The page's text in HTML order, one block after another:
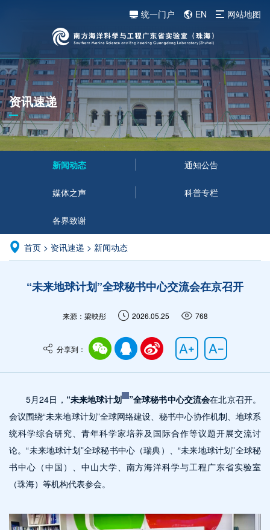
统一门户 EN 网站地图
资讯速递
新闻动态 通知公告
媒体之声 科普专栏
各界致谢
首页 > 资讯速递 > 新闻动态
“未来地球计划”全球秘书中心交流会在京召开
来源：梁映彤 2026.05.25 768
分享到：
5月24日， “未来地球计划 ”全球秘书中心交流会在北京召开。
会议围绕“未来地球计划”全球网络建设、秘书中心协作机制、地球系
统科学综合研究、青年科学家培养及国际合作等议题开展交流讨
论。“未来地球计划”全球秘书中心（瑞典）、“未来地球计划”全球秘
书中心（中国）、中山大学、南方海洋科学与工程广东省实验室
（珠海） 等机构代表参会。